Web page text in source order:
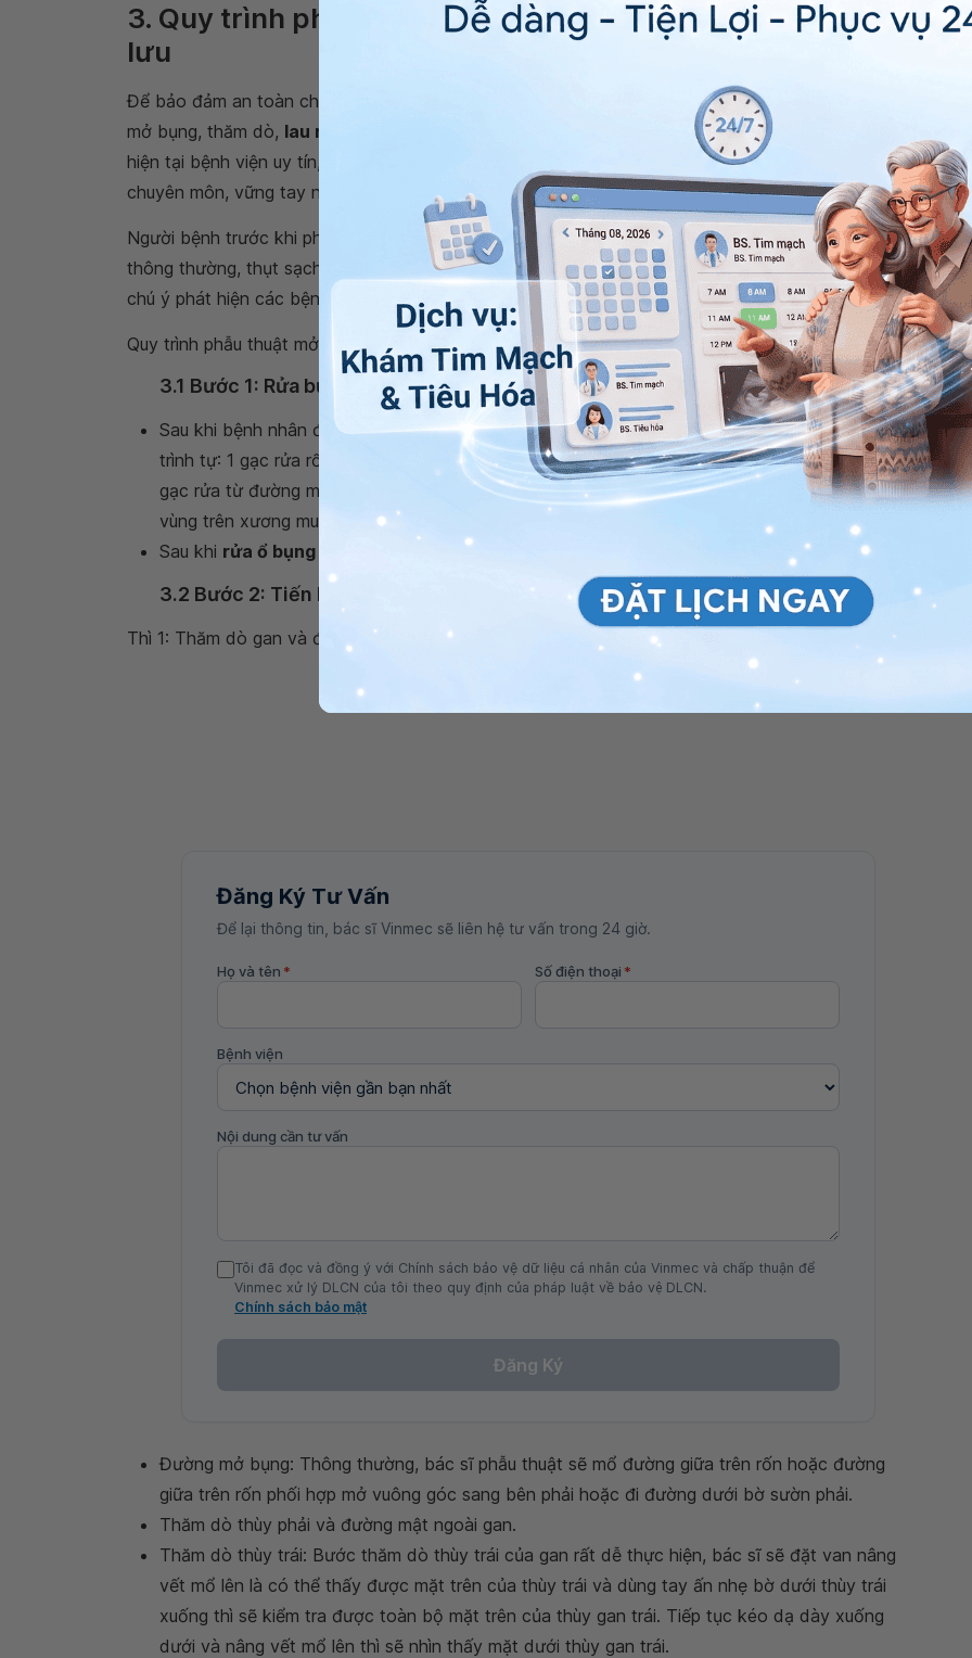
3. Quy trình phẫu thuật mở bụng thăm dò, lau rửa, đặt dẫn
lưu
Để bảo đảm an toàn cho sức khỏe và tính mạng của người bệnh thì quá trình thực hiện phẫu thuật
mở bụng, thăm dò, lau rửa ổ bụng
và đặt dẫn lưu cho bệnh nhân chấn thương bụng cần phải thực
hiện tại bệnh viện uy tín, có hệ thống cơ sở vật chất đảm bảo, đội ngũ bác sĩ phẫu thuật giỏi
chuyên môn, vững tay nghề.
Người bệnh trước khi phẫu thuật mở bụng, lau rửa và đặt dẫn lưu được chuẩn bị như phẫu thuật
thông thường, thụt sạch ngày hôm trước và sáng hôm phẫu thuật. Chuẩn bị hồ sơ bệnh án đầy đủ,
chú ý phát hiện các bệnh lý phối hợp như: Tim mạch, đái đường, huyết áp, tiết niệu...
Quy trình phẫu thuật mở bụng thăm dò, lau rửa và đặt dẫn lưubao gồm:
3.1 Bước 1: Rửa bụng trước phẫu thuật
Sau khi bệnh nhân được gây tê thì điều dưỡng sẽ thực hiệnrửa ổ bụngbằng kìm kẹp gạc với
trình tự: 1 gạc rửa rốn, 1 gạc rửa theo hình xoắn ốc từ đường mổ lên đến vùng xương ức, 1
gạc rửa từ đường mổ xuống vùng trên xương mu và 1 bên đùi, 1 gạc rửa từ đường mổ xuống
vùng trên xương mu và bên đùi còn lại, 1 gạc rửa vùng xương mu xuống âm hộ.
Sau khi rửa ổ bụng thì tiếp tục rửa âm đạo và thông tiểu.
3.2 Bước 2: Tiến hành thăm dò ổ bụng
Thì 1: Thăm dò gan và đường mật ngoài gan
Đăng Ký Tư Vấn
Để lại thông tin, bác sĩ Vinmec sẽ liên hệ tư vấn trong 24 giờ.
Họ và tên * Số điện thoại *
Bệnh viện
Nội dung cần tư vấn
Tôi đã đọc và đồng ý với Chính sách bảo vệ dữ liệu cá nhân của Vinmec và chấp thuận để
Vinmec xử lý DLCN của tôi theo quy định của pháp luật về bảo vệ DLCN.
Chính sách bảo mật
Đăng Ký
Đường mở bụng: Thông thường, bác sĩ phẫu thuật sẽ mổ đường giữa trên rốn hoặc đường
giữa trên rốn phối hợp mở vuông góc sang bên phải hoặc đi đường dưới bờ sườn phải.
Thăm dò thùy phải và đường mật ngoài gan.
Thăm dò thùy trái: Bước thăm dò thùy trái của gan rất dễ thực hiện, bác sĩ sẽ đặt van nâng
vết mổ lên là có thể thấy được mặt trên của thùy trái và dùng tay ấn nhẹ bờ dưới thùy trái
xuống thì sẽ kiểm tra được toàn bộ mặt trên của thùy gan trái. Tiếp tục kéo dạ dày xuống
dưới và nâng vết mổ lên thì sẽ nhìn thấy mặt dưới thùy gan trái.